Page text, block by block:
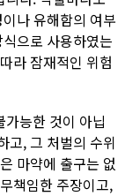
나 유해함의 여부
으로 사용하였는
라 잠재적인 위험
능한 것이 아닙
고, 그 처벌의 수위
마약에 출구는 없
책임한 주장이고,